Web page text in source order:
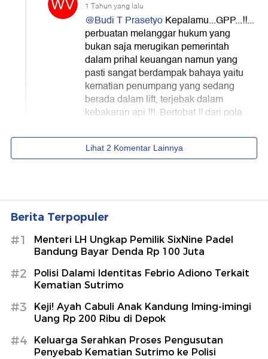
Berita Terpopuler
#1
Menteri LH Ungkap Pemilik SixNine Padel
Bandung Bayar Denda Rp 100 Juta
#2
Polisi Dalami Identitas Febrio Adiono Terkait
Kematian Sutrimo
#3
Keji! Ayah Cabuli Anak Kandung Iming-imingi
Uang Rp 200 Ribu di Depok
#4
Keluarga Serahkan Proses Pengusutan
Penyebab Kematian Sutrimo ke Polisi